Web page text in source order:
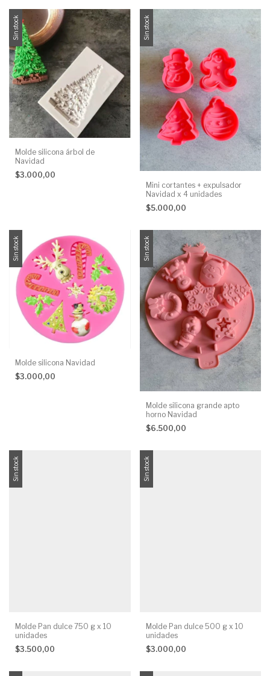
Sin stock
Molde silicona árbol de
Navidad
$3.000,00
Sin stock
Mini cortantes + expulsador
Navidad x 4 unidades
$5.000,00
Sin stock
Molde silicona Navidad
$3.000,00
Sin stock
Molde silicona grande apto
horno Navidad
$6.500,00
Sin stock
Molde Pan dulce 750 g x 10
unidades
$3.500,00
Sin stock
Molde Pan dulce 500 g x 10
unidades
$3.000,00